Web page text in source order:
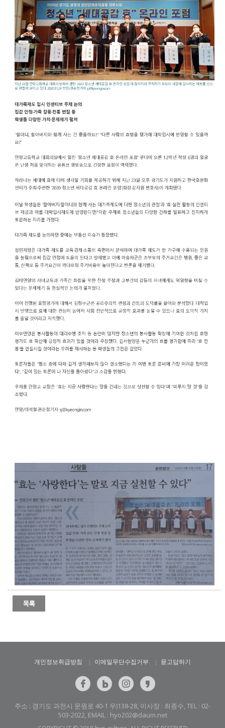
개인정보취급방침 이메일무단수집거부 묻고답하기
주소 : 경기도 과천시 문원로 40-1 우)138-28, 이사장 : 최종수, TEL : 02-
503-2022, EMAIL : hyo202@daum.net